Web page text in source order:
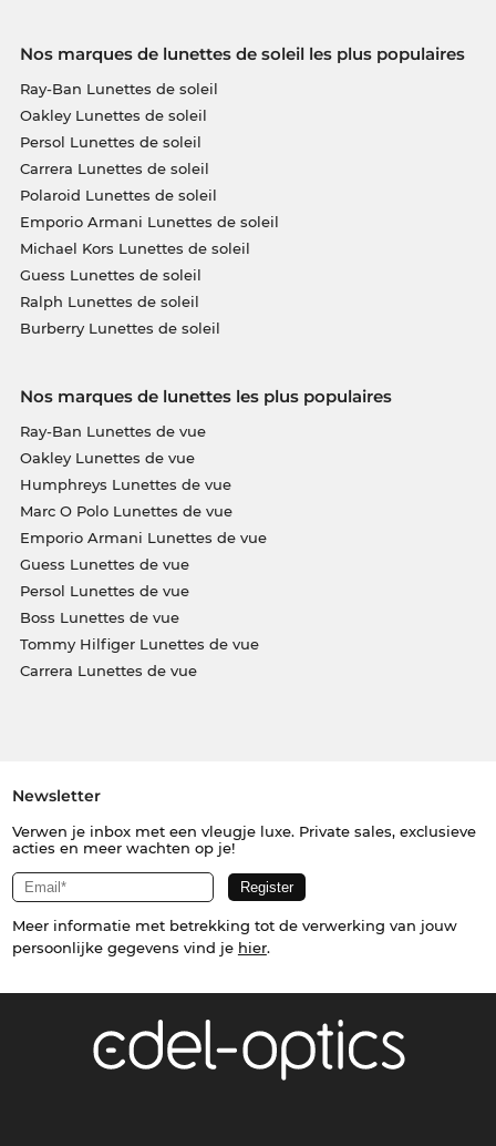
Nos marques de lunettes de soleil les plus populaires
Ray-Ban Lunettes de soleil
Oakley Lunettes de soleil
Persol Lunettes de soleil
Carrera Lunettes de soleil
Polaroid Lunettes de soleil
Emporio Armani Lunettes de soleil
Michael Kors Lunettes de soleil
Guess Lunettes de soleil
Ralph Lunettes de soleil
Burberry Lunettes de soleil
Nos marques de lunettes les plus populaires
Ray-Ban Lunettes de vue
Oakley Lunettes de vue
Humphreys Lunettes de vue
Marc O Polo Lunettes de vue
Emporio Armani Lunettes de vue
Guess Lunettes de vue
Persol Lunettes de vue
Boss Lunettes de vue
Tommy Hilfiger Lunettes de vue
Carrera Lunettes de vue
Newsletter
Verwen je inbox met een vleugje luxe. Private sales, exclusieve
acties en meer wachten op je!
Meer informatie met betrekking tot de verwerking van jouw
persoonlijke gegevens vind je hier.